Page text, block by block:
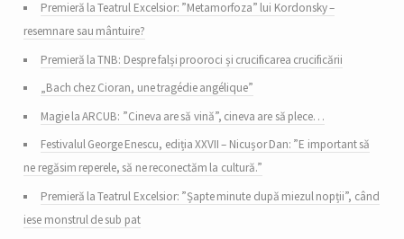
Premieră la Teatrul Excelsior: ”Metamorfoza” lui Kordonsky –
resemnare sau mântuire?
Premieră la TNB: Despre falși prooroci și crucificarea crucificării
„Bach chez Cioran, une tragédie angélique”
Magie la ARCUB: ”Cineva are să vină”, cineva are să plece…
Festivalul George Enescu, ediția XXVII – Nicușor Dan: ”E important să
ne regăsim reperele, să ne reconectăm la cultură.”
Premieră la Teatrul Excelsior: ”Șapte minute după miezul nopții”, când
iese monstrul de sub pat